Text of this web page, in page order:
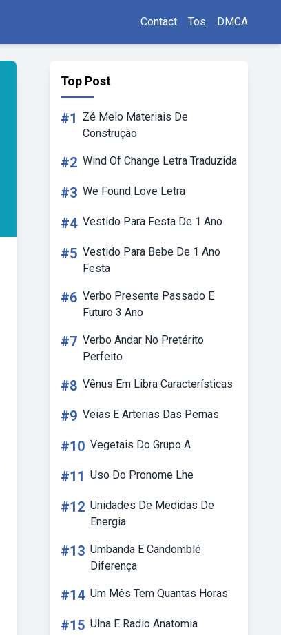
Contact Tos DMCA
Top Post
#1
Zé Melo Materiais De
Construção
#2 Wind Of Change Letra Traduzida
#3 We Found Love Letra
#4 Vestido Para Festa De 1 Ano
#5 Vestido Para Bebe De 1 Ano
Festa
#6 Verbo Presente Passado E
Futuro 3 Ano
#7 Verbo Andar No Pretérito
Perfeito
#8 Vênus Em Libra Características
#9 Veias E Arterias Das Pernas
#10 Vegetais Do Grupo A
#11 Uso Do Pronome Lhe
#12 Unidades De Medidas De
Energia
#13 Umbanda E Candomblé
Diferença
#14 Um Mês Tem Quantas Horas
#15 Ulna E Radio Anatomia